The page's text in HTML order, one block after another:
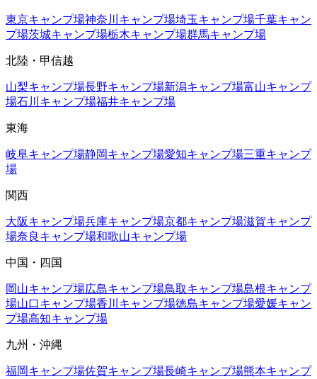
東京キャンプ場神奈川 キャンプ場埼玉キャンプ場千葉キャン
プ場茨城キャンプ場栃木キャンプ場群馬キャンプ場
北陸・甲信越
山梨キャンプ場長野キャンプ場新潟キャンプ場富山キャンプ
場石川 キャンプ場福井キャンプ場
東海
岐阜キャンプ場静岡キャンプ場愛知キャンプ場三重キャンプ
場
関西
大阪キャンプ場兵庫キャンプ場京都キャンプ場滋賀キャンプ
場奈良 キャンプ場和歌山キャンプ場
中国・四国
岡山キャンプ場広島キャンプ場鳥取キャンプ場島根キャンプ
場山口キャンプ場香川 キャンプ場徳島キャンプ場愛媛キャン
プ場高知キャンプ場
九州・沖縄
福岡キャンプ場佐賀キャンプ場長崎キャンプ場熊本キャンプ